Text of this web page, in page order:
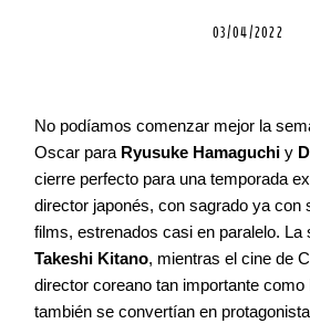
03/04/2022
No podíamos comenzar mejor la
Oscar para Ryusuke Hamaguchi y
cierre perfecto para una temporada
director japonés, con sagrado ya con
films, estrenados casi en paralelo. La
Takeshi Kitano, mientras el cine de
director coreano tan importante como
también se convertían en
©2026 COPYRIGHT FLOTHEMES